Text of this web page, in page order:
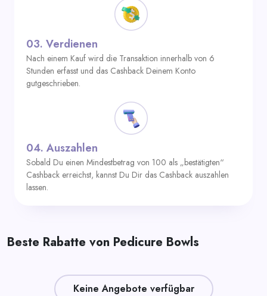
03. Verdienen
Nach einem Kauf wird die Transaktion innerhalb von 6
Stunden erfasst und das Cashback Deinem Konto
gutgeschrieben.
04. Auszahlen
Sobald Du einen Mindestbetrag von 100 als „bestätigten“
Cashback erreichst, kannst Du Dir das Cashback auszahlen
lassen.
Beste Rabatte von Pedicure Bowls
Keine Angebote verfügbar